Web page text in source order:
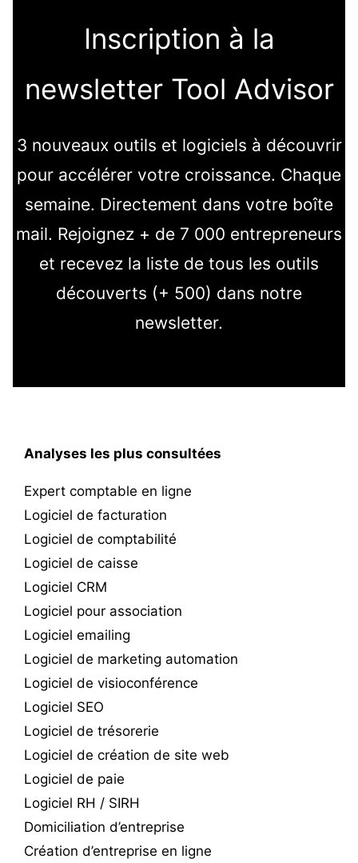
Inscription à la
newsletter Tool Advisor
3 nouveaux outils et logiciels à découvrir
pour accélérer votre croissance. Chaque
semaine. Directement dans votre boîte
mail. Rejoignez + de 7 000 entrepreneurs
et recevez la liste de tous les outils
découverts (+ 500) dans notre
newsletter.
Analyses les plus consultées
Expert comptable en ligne
Logiciel de facturation
Logiciel de comptabilité
Logiciel de caisse
Logiciel CRM
Logiciel pour association
Logiciel emailing
Logiciel de marketing automation
Logiciel de visioconférence
Logiciel SEO
Logiciel de trésorerie
Logiciel de création de site web
Logiciel de paie
Logiciel RH / SIRH
Domiciliation d’entreprise
Création d’entreprise en ligne